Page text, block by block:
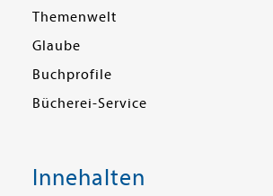
Themenwelt
Glaube
Buchprofile
Bücherei-Service
Innehalten